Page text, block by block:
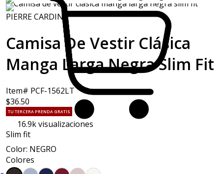
PIERRE CARDIN
Camisa De Vestir Clásica
Manga Larga Negra Slim Fit
Item# PCF-1562LT
$36.50
TU TERCERA PRENDA GRATIS
16.9kvisualizaciones
Slim fit
Color: NEGRO
Colores